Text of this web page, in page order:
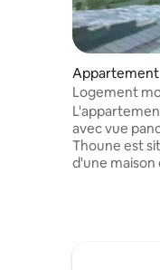
Appartement
Logement
panoramique
avec vue
Thoune est
d'une
rénovée. Il
calme du